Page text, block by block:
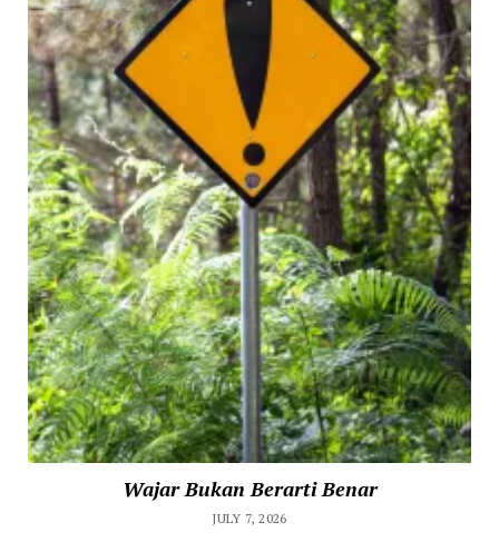
Wajar Bukan Berarti Benar
JULY 7, 2026